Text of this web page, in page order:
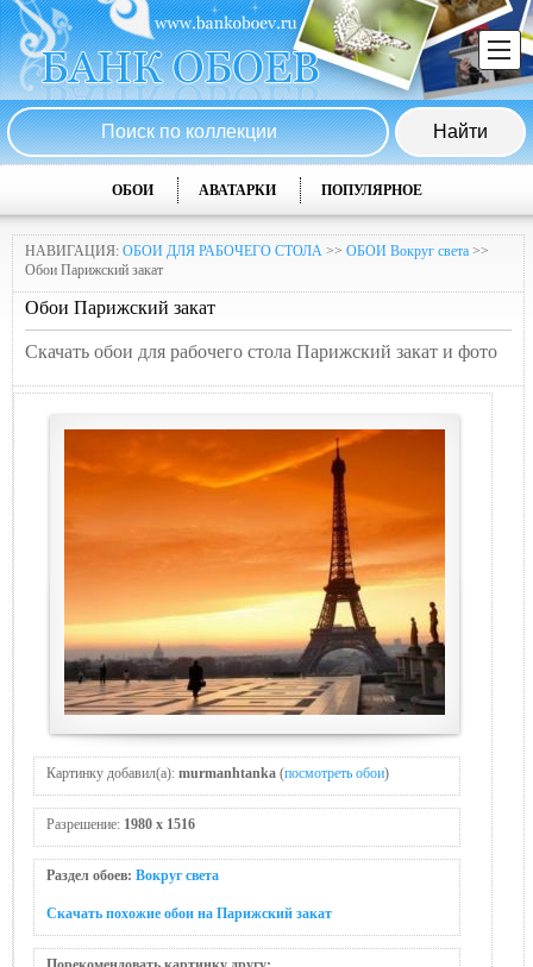
ОБОИ АВАТАРКИ ПОПУЛЯРНОЕ
НАВИГАЦИЯ: ОБОИ ДЛЯ РАБОЧЕГО СТОЛА >> ОБОИ Вокруг света >>
Обои Парижский закат
Обои Парижский закат
Скачать обои для рабочего стола Парижский закат и фото
Картинку добавил(а): murmanhtanka (посмотреть обои)
Разрешение: 1980 x 1516
Раздел обоев: Вокруг света
Скачать похожие обои на Парижский закат